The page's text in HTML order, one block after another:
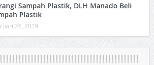
Sampah Plastik, DLH Manado Beli
Plastik
26, 2019